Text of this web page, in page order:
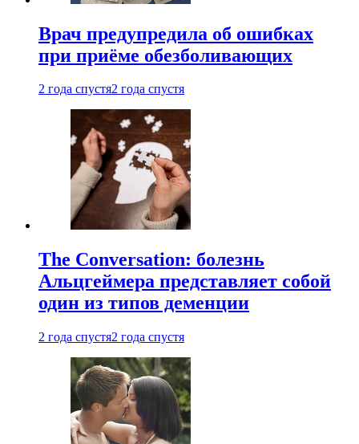
Врач предупредила об ошибках
при приëме обезболивающих
2 года спустя2 года спустя
The Conversation: болезнь
Альцгеймера представляет собой
один из типов деменции
2 года спустя2 года спустя